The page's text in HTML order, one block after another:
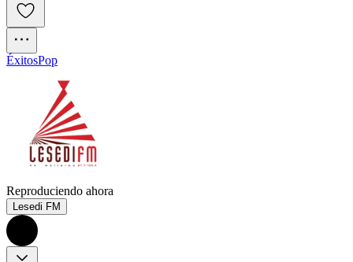
ÉxitosPop
Reproduciendo ahora
Lesedi FM